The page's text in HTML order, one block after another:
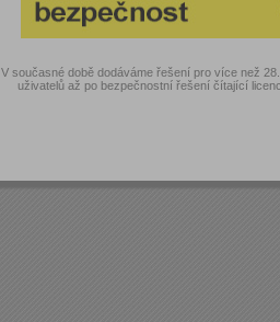
V současné době dodáváme řešení pro více než
uživatelů až po bezpečnostní řešení čítající